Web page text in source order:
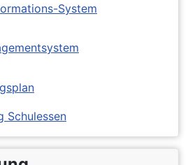
System
Schulessen